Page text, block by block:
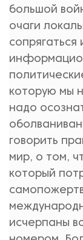
большой
очаги
сопрягаться
которую мы
надо
говорить
мир, о том,
который
исчерпаны